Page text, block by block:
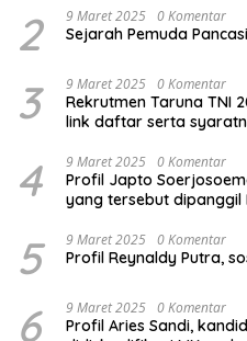
2 9 Maret 2025 0 Komentar
Sejarah Pemuda
3 9 Maret 2025 0 Komentar
Rekrutmen Taruna TNI
link daftar serta
4 9 Maret 2025 0 Komentar
Profil Japto
yang tersebut dipanggil
5 9 Maret 2025 0 Komentar
Profil Reynaldy Putra,
6 9 Maret 2025 0 Komentar
Profil Aries Sandi,